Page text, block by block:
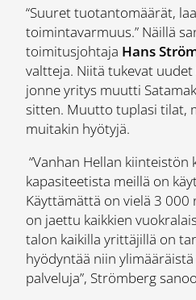
“Suuret tuotantomäärät,
toimintavarmuus.” Näillä
toimitusjohtaja Hans
valtteja. Niitä tukevat
jonne yritys muutti
sitten. Muutto tuplasi tilat,
muitakin hyötyjä.
“Vanhan Hellan kiinteistön
kapasiteetista meillä on
Käyttämättä on vielä 3 000
on jaettu kaikkien
talon kaikilla yrittäjillä on
hyödyntää niin
palveluja”, Strömberg